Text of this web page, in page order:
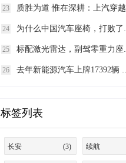
23 质胜为道 惟在深耕：上汽穿越车市红海的破局与坚守
24 为什么中国汽车座椅，打败了欧美发动机？
25 标配激光雷达，副驾零重力座椅，埃安N60预售11.58万起！
26 去年新能源汽车上牌17392辆 全市保有量超5.3万辆
标签列表
长安 (3) 续航